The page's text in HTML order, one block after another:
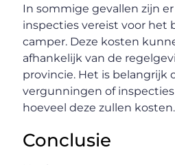
In sommige gevallen zijn
inspecties vereist voor het
camper. Deze kosten
afhankelijk van de
provincie. Het is belangrijk
vergunningen of
hoeveel deze zullen kosten.
Conclusie